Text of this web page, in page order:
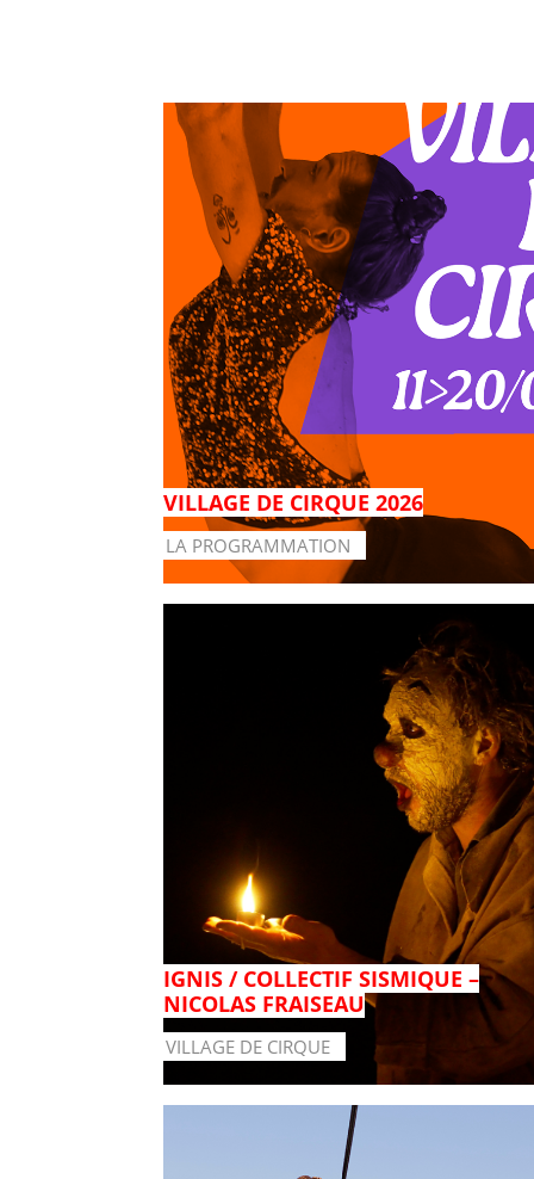
VILLAGE DE CIRQUE 2026
LA PROGRAMMATION
IGNIS / COLLECTIF SISMIQUE –
NICOLAS FRAISEAU
VILLAGE DE CIRQUE